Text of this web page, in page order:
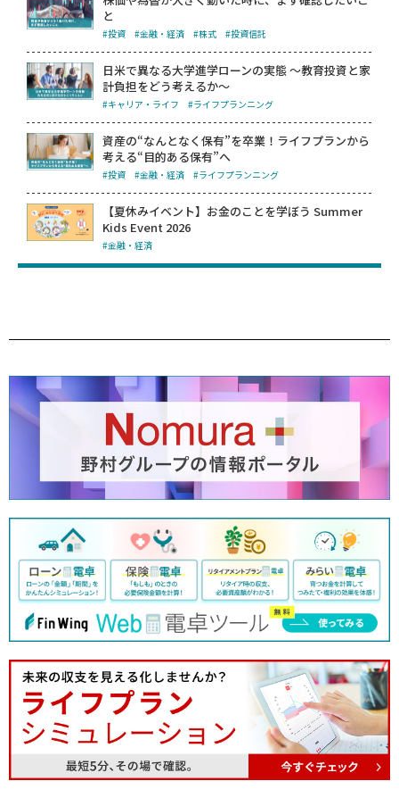
と
#投資 #金融・経済 #株式 #投資信託
日米で異なる大学進学ローンの実態 ～教育投資と家
計負担をどう考えるか～
#キャリア・ライフ #ライフプランニング
資産の“なんとなく保有”を卒業！ライフプランから
考える“目的ある保有”へ
#投資 #金融・経済 #ライフプランニング
【夏休みイベント】お金のことを学ぼう Summer
Kids Event 2026
#金融・経済